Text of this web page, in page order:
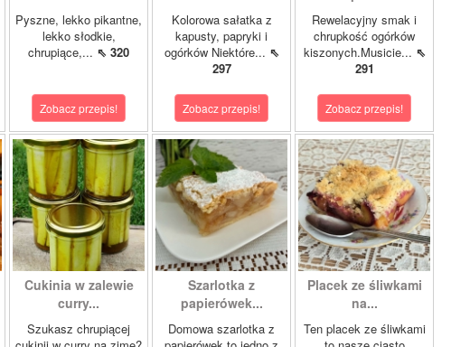
Pyszne, lekko pikantne,
lekko słodkie,
chrupiące,... ⇖ 320
Zobacz przepis!
Kolorowa sałatka z
kapusty, papryki i
ogórków Niektóre... ⇖
297
Zobacz przepis!
Rewelacyjny smak i
chrupkość ogórków
kiszonych.Musicie... ⇖
291
Zobacz przepis!
Cukinia w zalewie
curry...
Szukasz chrupiącej
Szarlotka z
papierówek...
Domowa szarlotka z
Placek ze śliwkami
na...
Ten placek ze śliwkami